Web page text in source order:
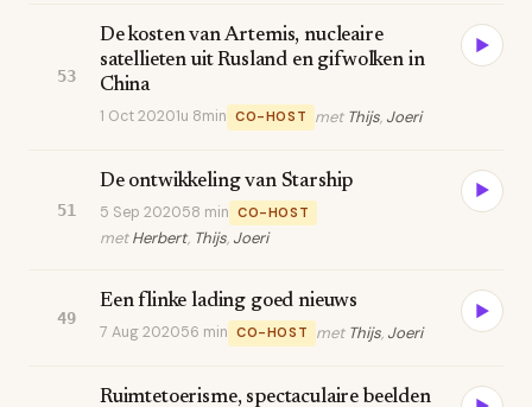
53
De kosten van Artemis, nucleaire
satellieten uit Rusland en gifwolken in
China
1 Oct 20201u 8min CO-HOST met Thijs, Joeri
▶
51
De ontwikkeling van Starship
5 Sep 202058 min CO-HOST
metHerbert, Thijs, Joeri
▶
49
Een flinke lading goed nieuws
7 Aug 202056 min CO-HOST met Thijs, Joeri
▶
Ruimtetoerisme, spectaculaire beelden